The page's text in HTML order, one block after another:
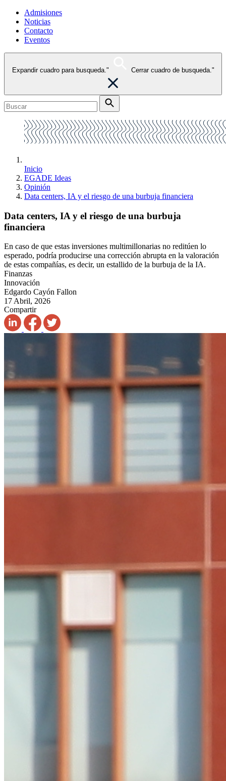
Admisiones
Noticias
Contacto
Eventos
Expandir cuadro para busqueda." Cerrar cuadro de busqueda."
Inicio
EGADE Ideas
Opinión
Data centers, IA y el riesgo de una burbuja financiera
Data centers, IA y el riesgo de una burbuja
financiera
En caso de que estas inversiones multimillonarias no reditúen lo
esperado, podría producirse una corrección abrupta en la valoración
de estas compañías, es decir, un estallido de la burbuja de la IA.
Finanzas
Innovación
Edgardo Cayón Fallon
17 Abril, 2026
Compartir